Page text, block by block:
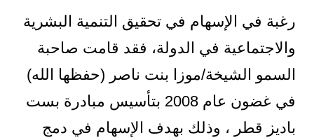
رغبة في الإسهام في تحقيق التنمية البشرية
والاجتماعية في الدولة، فقد قامت صاحبة
السمو الشيخة/موزا بنت ناصر (حفظها الله)
في غضون عام 2008 بتأسيس مبادرة بست
باديز قطر ، وذلك بهدف الإسهام في دمج